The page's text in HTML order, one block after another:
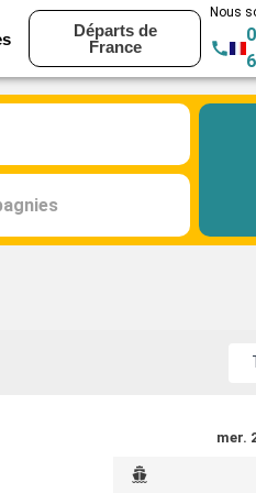
Départs de
France
Nous
mer.